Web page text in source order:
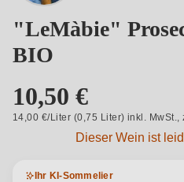
"LeMàbie"
BIO
10,50 €
14,00 €/Liter (0,75 Liter) inkl. MwSt.,
Dieser Wein ist
Ihr KI-Sommelier